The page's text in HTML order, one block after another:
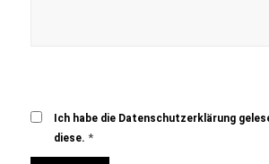
Ich habe die Datenschutzerklärung
diese. *